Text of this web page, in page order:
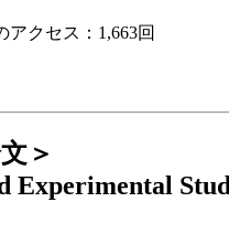
アクセス：1,663回
＞
Experimental